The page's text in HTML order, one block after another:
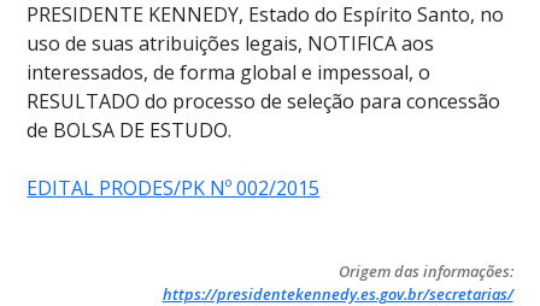
PRESIDENTE KENNEDY, Estado do Espírito Santo, no
uso de suas atribuições legais, NOTIFICA aos
interessados, de forma global e impessoal, o
RESULTADO do processo de seleção para concessão
de BOLSA DE ESTUDO.
EDITAL PRODES/PK Nº 002/2015
Origem das informações:
https://presidentekennedy.es.gov.br/secretarias/